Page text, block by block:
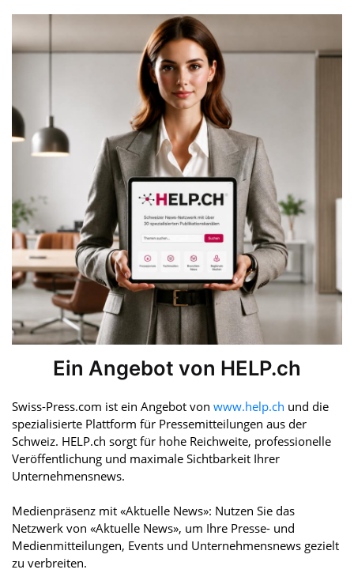
Ein Angebot von HELP.ch
Swiss-Press.com ist ein Angebot von www.help.ch und die
spezialisierte Plattform für Pressemitteilungen aus der
Schweiz. HELP.ch sorgt für hohe Reichweite, professionelle
Veröffentlichung und maximale Sichtbarkeit Ihrer
Unternehmensnews.
Medienpräsenz mit «Aktuelle News»: Nutzen Sie das
Netzwerk von «Aktuelle News», um Ihre Presse- und
Medienmitteilungen, Events und Unternehmensnews gezielt
zu verbreiten.